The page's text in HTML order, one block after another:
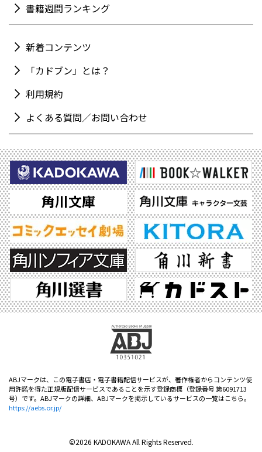
書籍週間ランキング
新着コンテンツ
「カドブン」とは？
利用規約
よくある質問／お問い合わせ
ABJマークは、この電子書店・電子書籍配信サービスが、著作権者からコンテンツ使
用許諾を得た正規版配信サービスであることを示す登録商標（登録番号 第6091713
号）です。ABJマークの詳細、ABJマークを掲示しているサービスの一覧はこちら。
https://aebs.or.jp/
©2026 KADOKAWA All Rights Reserved.